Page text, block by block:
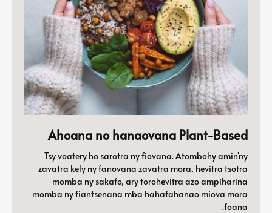
Ahoana no hanaovana Plant-Based
Tsy voatery ho sarotra ny fiovana. Atombohy amin'ny
zavatra kely ny fanovana zavatra mora, hevitra tsotra
momba ny sakafo, ary torohevitra azo ampiharina
momba ny fiantsenana mba hahafahanao miova mora
foana.